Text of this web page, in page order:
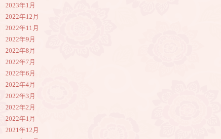
2023年1月
2022年12月
2022年11月
2022年9月
2022年8月
2022年7月
2022年6月
2022年4月
2022年3月
2022年2月
2022年1月
2021年12月